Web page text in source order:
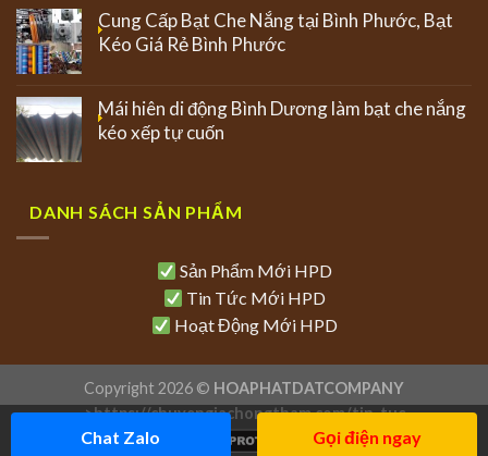
Cung Cấp Bạt Che Nắng tại Bình Phước, Bạt
Kéo Giá Rẻ Bình Phước
Mái hiên di động Bình Dương làm bạt che nắng
kéo xếp tự cuốn
DANH SÁCH SẢN PHẨM
Sản Phẩm Mới HPD
Tin Tức Mới HPD
Hoạt Động Mới HPD
Copyright 2026 © HOAPHATDATCOMPANY
>https://chuyengiachongtham.com/tin-tuc
Chat Zalo Gọi điện ngay